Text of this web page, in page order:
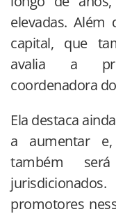
elevadas.
capital, que
avalia a
coordenadora
Ela destaca
a aumentar
também
promotores